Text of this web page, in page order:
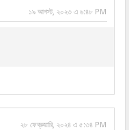
১৯ আগস্ট, ২০২৩ এ ৬:৪৮ PM
২৮ ফেব্রুয়ারি, ২০২৪ এ ৫:৩৪ PM